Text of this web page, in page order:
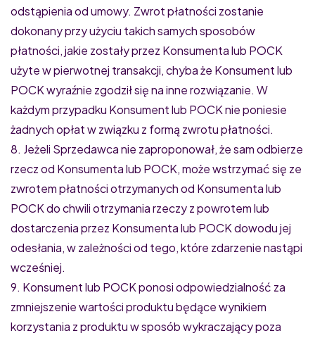
odstąpienia od umowy. Zwrot płatności zostanie
dokonany przy użyciu takich samych sposobów
płatności, jakie zostały przez Konsumenta lub POCK
użyte w pierwotnej transakcji, chyba że Konsument lub
POCK wyraźnie zgodził się na inne rozwiązanie. W
każdym przypadku Konsument lub POCK nie poniesie
żadnych opłat w związku z formą zwrotu płatności.
8. Jeżeli Sprzedawca nie zaproponował, że sam odbierze
rzecz od Konsumenta lub POCK, może wstrzymać się ze
zwrotem płatności otrzymanych od Konsumenta lub
POCK do chwili otrzymania rzeczy z powrotem lub
dostarczenia przez Konsumenta lub POCK dowodu jej
odesłania, w zależności od tego, które zdarzenie nastąpi
wcześniej.
9. Konsument lub POCK ponosi odpowiedzialność za
zmniejszenie wartości produktu będące wynikiem
korzystania z produktu w sposób wykraczający poza